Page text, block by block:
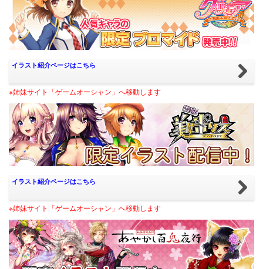
イラスト紹介ページはこちら
※姉妹サイト「ゲームオーシャン」へ移動します
イラスト紹介ページはこちら
※姉妹サイト「ゲームオーシャン」へ移動します